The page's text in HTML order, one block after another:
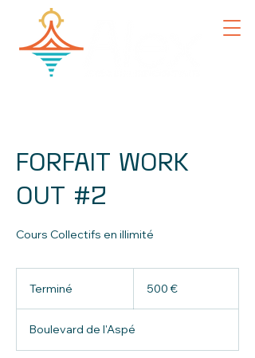
FORFAIT WORK
OUT #2
Cours Collectifs en illimité
Terminé
m
i
500 €
Boulevard de l'Aspé